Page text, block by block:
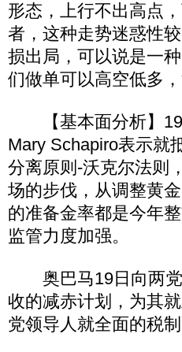
形态，上行不出高点
者，这种走势迷惑性
损出局，可以说是一
们做单可以高空低多
【基本面分析】19
Mary Schapiro表示就
分离原则-沃克尔法则
场的步伐，从调整黄
的准备金率都是今年
监管力度加强。
奥巴马19日向两党
收的减赤计划，为其
党领导人就全面的税制